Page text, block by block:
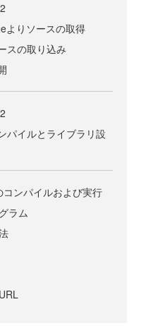
よりソースの取得
スの取り込み
パイルとライブラリ設
ンパイルおよび実行
ラム